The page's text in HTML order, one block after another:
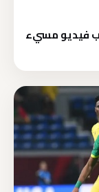
فيديو مسيء